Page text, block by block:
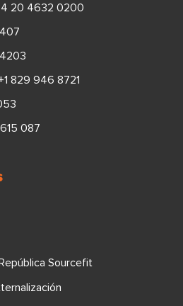
20 4632 0200
829 946 8721
087
Sourcefit